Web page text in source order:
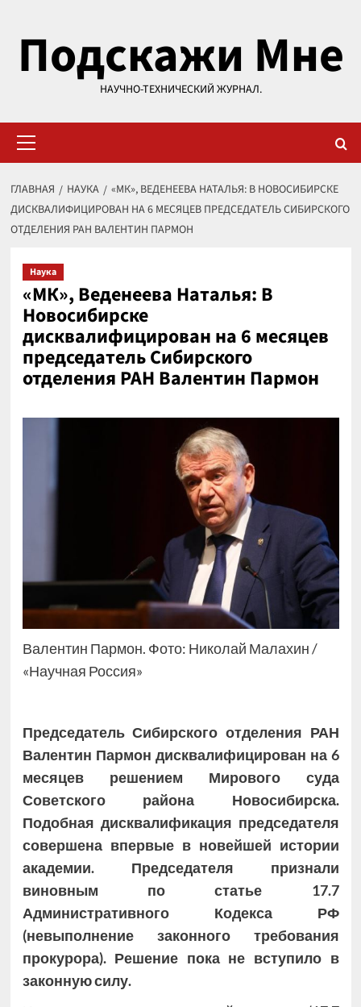
содержимому
Подскажи Мне
НАУЧНО-ТЕХНИЧЕСКИЙ ЖУРНАЛ.
меню
ГЛАВНАЯ НАУКА
«МК», ВЕДЕНЕЕВА НАТАЛЬЯ: В НОВОСИБИРСКЕ
ДИСКВАЛИФИЦИРОВАН НА 6 МЕСЯЦЕВ ПРЕДСЕДАТЕЛЬ СИБИРСКОГО
ОТДЕЛЕНИЯ РАН ВАЛЕНТИН ПАРМОН
Наука
«МК», Веденеева Наталья: В
Новосибирске
дисквалифицирован на 6 месяцев
председатель Сибирского
отделения РАН Валентин Пармон
Валентин Пармон. Фото: Николай Малахин /
«Научная Россия»
Председатель Сибирского отделения РАН
Валентин Пармон дисквалифицирован на 6
месяцев решением Мирового суда
Советского района Новосибирска.
Подобная дисквалификация председателя
совершена впервые в новейшей истории
академии. Председателя признали
виновным по статье 17.7
Административного Кодекса РФ
(невыполнение законного требования
прокурора). Решение пока не вступило в
законную силу.